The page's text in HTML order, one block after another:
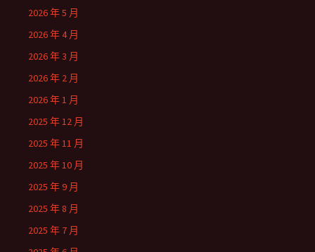
2026 年 5 月
2026 年 4 月
2026 年 3 月
2026 年 2 月
2026 年 1 月
2025 年 12 月
2025 年 11 月
2025 年 10 月
2025 年 9 月
2025 年 8 月
2025 年 7 月